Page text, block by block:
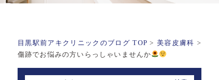
目黒駅前アキクリニックのブログ TOP> 美容皮膚科 >
傷跡でお悩みの方いらっしゃいませんか